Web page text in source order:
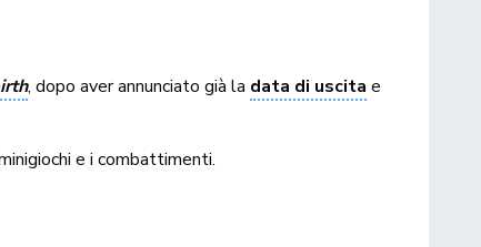
, dopo aver annunciato già la data di uscita e
e i combattimenti.